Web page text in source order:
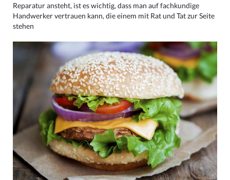
Reparatur ansteht, ist es wichtig, dass man auf fachkundige
Handwerker vertrauen kann, die einem mit Rat und Tat zur Seite
stehen